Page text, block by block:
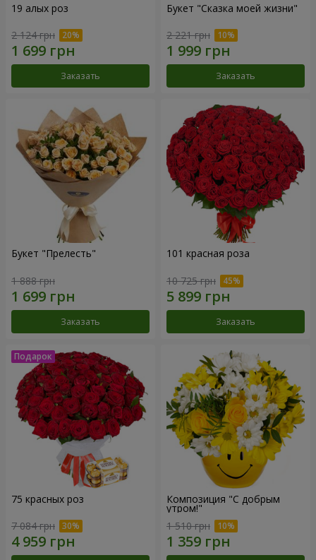
19 алых роз
2 124 грн
Заказать
Букет "Сказка моей жизни"
2 221 грн
Заказать
Букет "Прелесть"
1 888 грн
Заказать
101 красная роза
10 725 грн
Заказать
75 красных роз
7 084 грн
Композиция "С добрым
утром!"
1 510 грн